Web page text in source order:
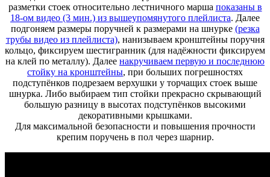
разметки стоек относительно лестничного марша показаны в
18-ом видео (3 мин.) из вышеупомянутого плейлиста. Далее
подгоняем размеры поручней к размерами на шнурке (резка
трубы видео из плейлиста), нанизываем кронштейны поручня
кольцо, фиксируем шестигранник (для надёжности фиксируем
на клей по металлу). Далее накручиваем первую и последнюю
стойку на кронштейны, при больших погрешностях
подступёнков подрезаем верхушки у торчащих стоек выше
шнурка. Либо выбираем тип стойки прекрасно скрывающий
большую разницу в высотах подступёнков высокими
декоративными крышками.
Для максимальной безопасности и повышения прочности
крепим поручень в пол через шарнир.